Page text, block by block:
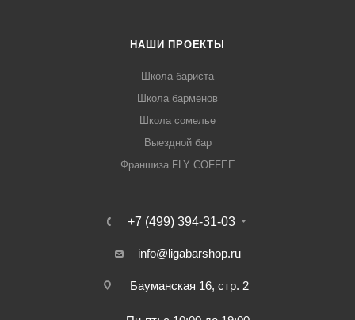
НАШИ ПРОЕКТЫ
Школа бариста
Школа барменов
Школа сомелье
Выездной бар
Франшиза FLY COFFEE
+7 (499) 394-31-03
info@ligabarshop.ru
Бауманская 16, стр. 2